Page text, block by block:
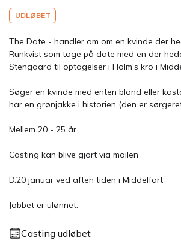
UDLØBET
The Date - handler om om en kvinde der
Runkvist som tage på date med en der
Stengaard til optagelser i Holm's kro i
Søger en kvinde med enten blond eller
har en grønjakke i historien (den er
Mellem 20 - 25 år
Casting kan blive gjort via mailen
D.20 januar ved aften tiden i Middelfart
Jobbet er ulønnet.
Casting udløbet